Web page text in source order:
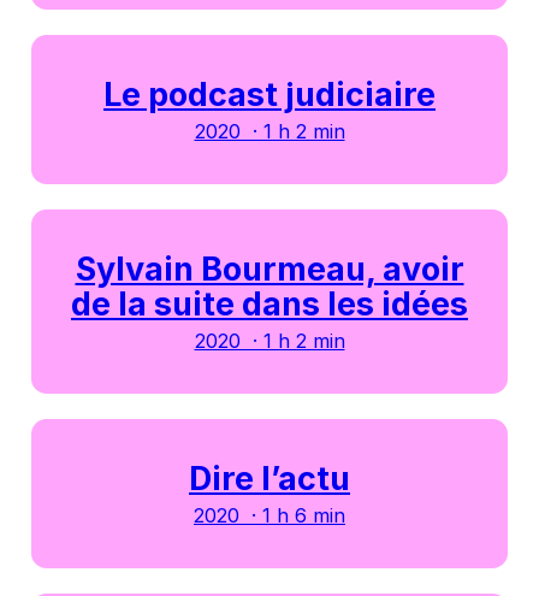
Le podcast judiciaire
2020 · 1 h 2 min
Sylvain Bourmeau, avoir
de la suite dans les idées
2020 · 1 h 2 min
Dire l’actu
2020 · 1 h 6 min